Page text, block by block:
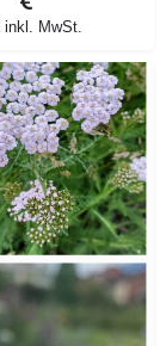
inkl. MwSt.